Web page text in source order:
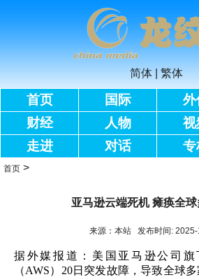
简体 繁体
首页 国际 外
财经
人物 视
走进
对话 专
首页 >
亚马逊云端死机 瘫痪全
来源：本站 发布时间: 2025-
据外媒报道：美国亚马逊公司旗
（AWS）20日突发故障，导致全球